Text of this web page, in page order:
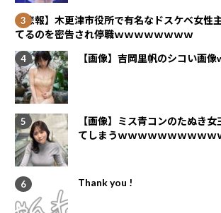
【悲報】木更津市役所で有名なドスケベ女性
てるのを密告され停職ｗｗｗｗｗｗｗｗ
【画像】吉岡里帆のシコい画
【画像】ミス青コンのたぬき
てしまうｗｗｗｗｗｗｗｗｗｗ
Thank you !